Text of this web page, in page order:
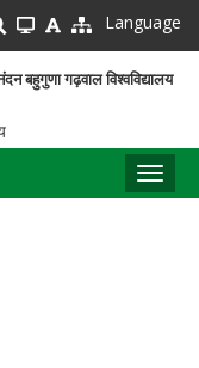
Language
विश्वविद्यालय